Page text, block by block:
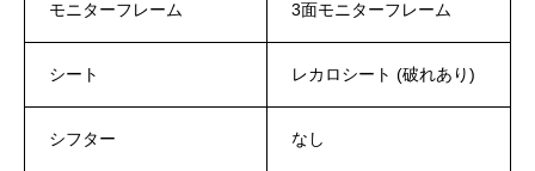
モニターフレーム 3面モニターフレーム
シート レカロシート (破れあり)
シフター なし